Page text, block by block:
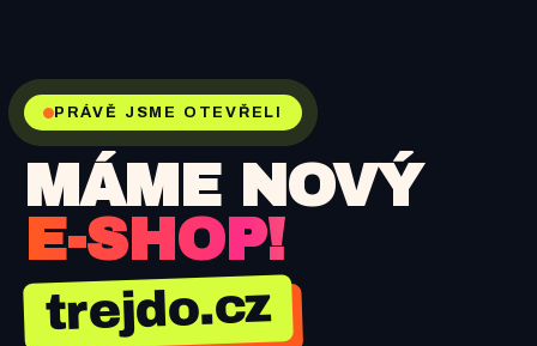
PRÁVĚ JSME OTEVŘELI
MÁME NOVÝ
E-SHOP!
trejdo.cz